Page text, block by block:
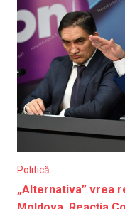
Politică
„Alternativa” vrea